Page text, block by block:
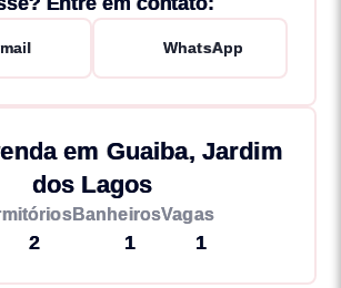
WhatsApp
em Guaiba, Jardim
dos Lagos
2
Banheiros
1
Vagas
1